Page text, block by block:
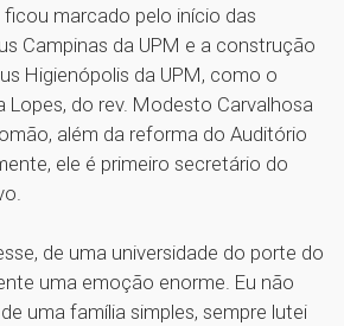
marcado pelo início das
Campinas da UPM e a construção
Higienópolis da UPM, como o
Lopes, do rev. Modesto Carvalhosa
além da reforma do Auditório
ele é primeiro secretário do
de uma universidade do porte do
uma emoção enorme. Eu não
uma família simples, sempre lutei